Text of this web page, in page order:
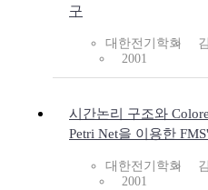
구
대한전기학회
2001
시간논리 구조와
Petri Net을 이용한
대한전기학회
2001